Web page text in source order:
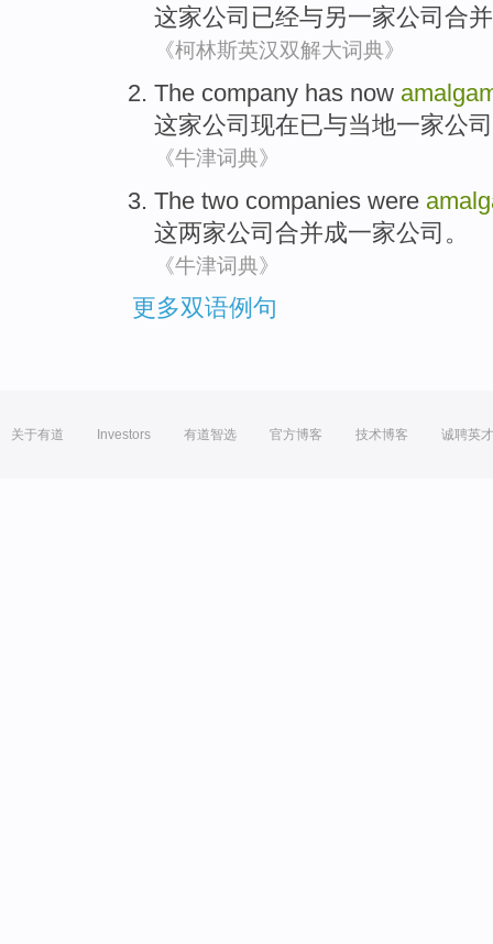
这家公司 已经与另一家公司 合
《柯林斯英汉双解大词典》
The company has now
这家公司 现在已与当地一家公司
《牛津词典》
The two companies were
这两家公司 合并成一家公司。
《牛津词典》
更多双语例句
关于有道 Investors 有道智选 官方博客 技术博客 诚聘英才